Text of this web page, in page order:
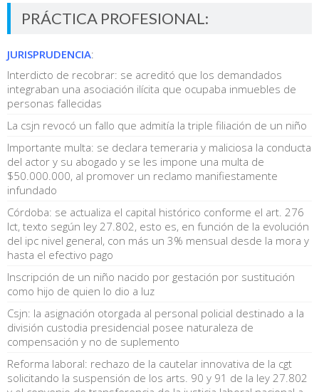
PRÁCTICA PROFESIONAL:
JURISPRUDENCIA:
Interdicto de recobrar: se acreditó que los demandados
integraban una asociación ilícita que ocupaba inmuebles de
personas fallecidas
La csjn revocó un fallo que admitía la triple filiación de un niño
Importante multa: se declara temeraria y maliciosa la conducta
del actor y su abogado y se les impone una multa de
$50.000.000, al promover un reclamo manifiestamente
infundado
Córdoba: se actualiza el capital histórico conforme el art. 276
lct, texto según ley 27.802, esto es, en función de la evolución
del ipc nivel general, con más un 3% mensual desde la mora y
hasta el efectivo pago
Inscripción de un niño nacido por gestación por sustitución
como hijo de quien lo dio a luz
Csjn: la asignación otorgada al personal policial destinado a la
división custodia presidencial posee naturaleza de
compensación y no de suplemento
Reforma laboral: rechazo de la cautelar innovativa de la cgt
solicitando la suspensión de los arts. 90 y 91 de la ley 27.802